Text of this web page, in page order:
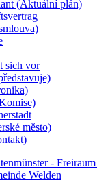
(Aktuální plán)
sich vor
mĕsto)